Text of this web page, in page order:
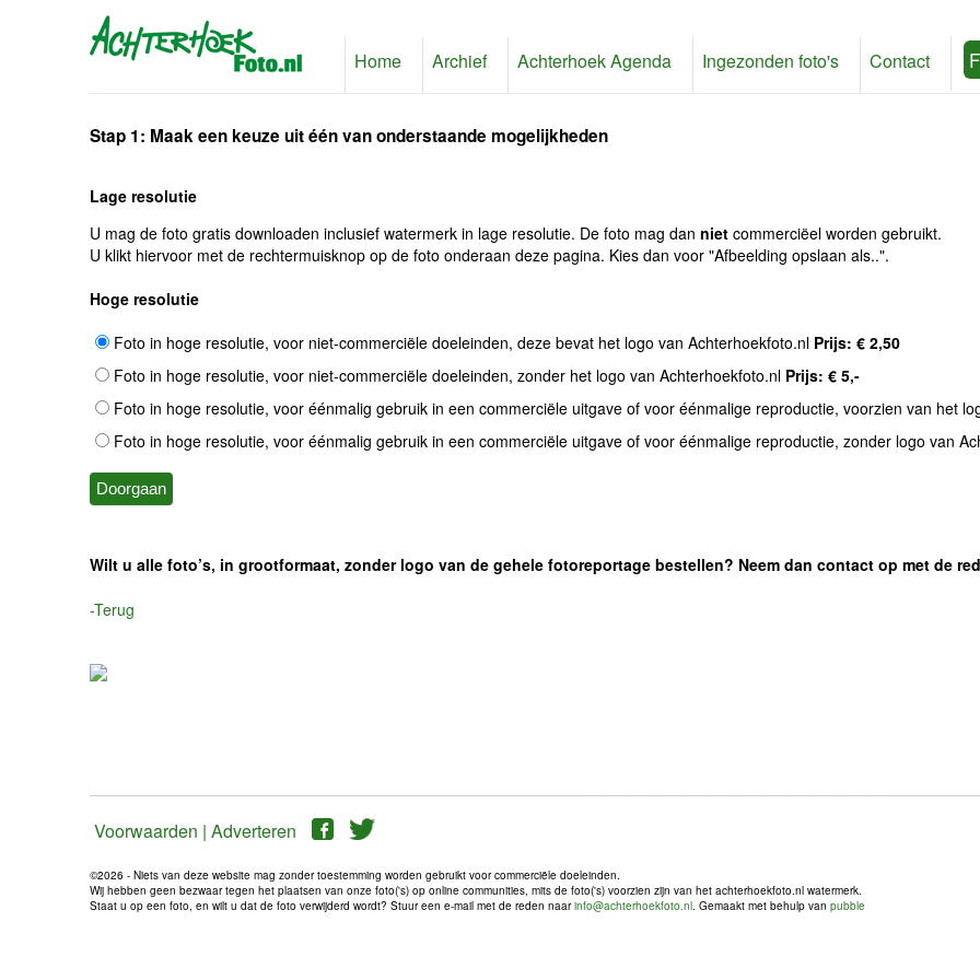
Home Archief Achterhoek Agenda Ingezonden foto's Contact
Stap 1: Maak een keuze uit één van onderstaande mogelijkheden
Lage resolutie
U mag de foto gratis downloaden inclusief watermerk in lage resolutie. De foto mag dan niet commerciëel worden gebruikt.
U klikt hiervoor met de rechtermuisknop op de foto onderaan deze pagina. Kies dan voor "Afbeelding opslaan als..".
Hoge resolutie
Foto in hoge resolutie, voor niet-commerciële doeleinden, deze bevat het logo van Achterhoekfoto.nl Prijs: € 2,50
Foto in hoge resolutie, voor niet-commerciële doeleinden, zonder het logo van Achterhoekfoto.nl Prijs: € 5,-
Foto in hoge resolutie, voor éénmalig gebruik in een commerciële uitgave of voor éénmalige reproductie, voorzien van het
Foto in hoge resolutie, voor éénmalig gebruik in een commerciële uitgave of voor éénmalige reproductie, zonder logo van
Wilt u alle foto’s, in grootformaat, zonder logo van de gehele fotoreportage bestellen? Neem dan contact op met de
-Terug
Voorwaarden | Adverteren
©2026 - Niets van deze website mag zonder toestemming worden gebruikt voor commerciële doeleinden.
Wij hebben geen bezwaar tegen het plaatsen van onze foto('s) op online communities, mits de foto('s) voorzien zijn van het achterhoekfoto.nl watermerk.
Staat u op een foto, en wilt u dat de foto verwijderd wordt? Stuur een e-mail met de reden naarinfo@achterhoekfoto.nl. Gemaakt met behulp van pubble